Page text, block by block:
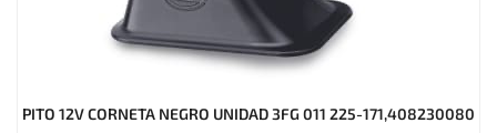
PITO 12V CORNETA NEGRO UNIDAD 3FG 011 225-171,408230080